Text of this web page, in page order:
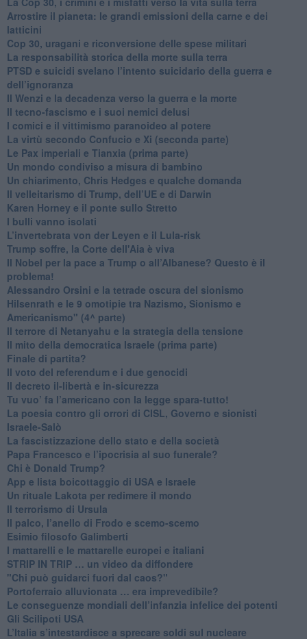
Arrostire il pianeta: le grandi emissioni della carne e dei
latticini
​Cop 30, uragani e riconversione delle spese militari
La responsabilità storica della morte sulla terra
PTSD e suicidi svelano l’intento suicidario della guerra e
dell’ignoranza
Il Wenzi e la decadenza verso la guerra e la morte
​Il tecno-fascismo e i suoi nemici delusi
​I comici e il vittimismo paranoideo al potere
​La virtù secondo Confucio e Xi (seconda parte)
Le Pax imperiali e Tianxia (prima parte)
Un mondo condiviso a misura di bambino
​Un chiarimento, Chris Hedges e qualche domanda
Il velleitarismo di Trump, dell’UE e di Darwin
​Karen Horney e il ponte sullo Stretto
​I bulli vanno isolati
L’invertebrata von der Leyen e il Lula-risk
Trump soffre, la Corte dell'Aia è viva
​Il Nobel per la pace a Trump o all’Albanese? Questo è il
problema!
​Alessandro Orsini e la tetrade oscura del sionismo
​Hilsenrath e le 9 omotipie tra Nazismo, Sionismo e
Americanismo" (4^ parte)
​Il terrore di Netanyahu e la strategia della tensione
Il mito della democratica Israele (prima parte)
​Finale di partita?
​Il voto del referendum e i due genocidi
Il decreto il-libertà e in-sicurezza
Tu vuo’ fa l’americano con la legge spara-tutto!
La poesia contro gli orrori di CISL, Governo e sionisti
Israele-Salò
​La fascistizzazione dello stato e della società
Papa Francesco e l’ipocrisia al suo funerale?
​Chi è Donald Trump?
App e lista boicottaggio di USA e Israele
​Un rituale Lakota per redimere il mondo
Il terrorismo di Ursula
​Il palco, l’anello di Frodo e scemo-scemo
Esimio filosofo Galimberti
​I mattarelli e le mattarelle europei e italiani
​STRIP IN TRIP … un video da diffondere
"Chi può guidarci fuori dal caos?"
​Portoferraio alluvionata … era imprevedibile?
Le conseguenze mondiali dell’infanzia infelice dei potenti
​Gli Scilipoti USA
L’Italia s’intestardisce a sprecare soldi sul nucleare